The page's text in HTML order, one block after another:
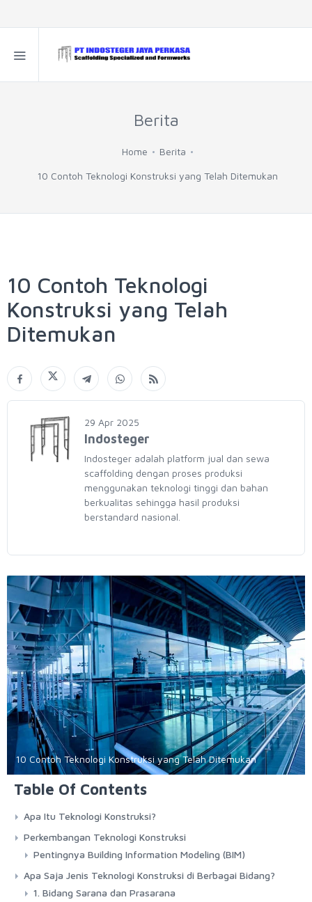
Berita
Home Berita
10 Contoh Teknologi Konstruksi yang Telah Ditemukan
10 Contoh Teknologi
Konstruksi yang Telah
Ditemukan
29 Apr 2025
Indosteger
Indosteger adalah platform jual dan sewa
scaffolding dengan proses produksi
menggunakan teknologi tinggi dan bahan
berkualitas sehingga hasil produksi
berstandard nasional.
10 Contoh Teknologi Konstruksi yang Telah Ditemukan
Table Of Contents
Apa Itu Teknologi Konstruksi?
Perkembangan Teknologi Konstruksi
Pentingnya Building Information Modeling (BIM)
Apa Saja Jenis Teknologi Konstruksi di Berbagai Bidang?
1. Bidang Sarana dan Prasarana